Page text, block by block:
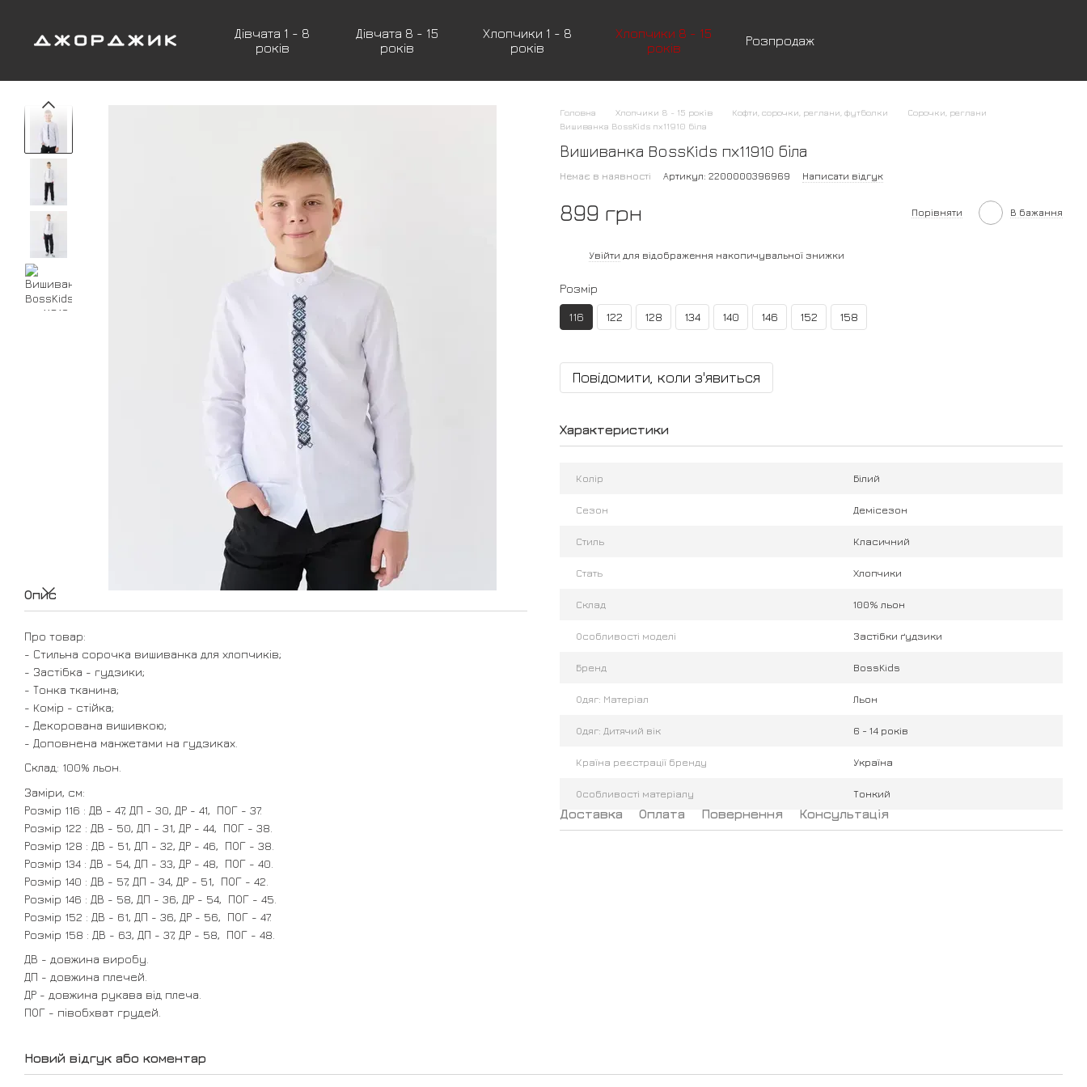
Дівчата 1 - 8
років
Дівчата 8 - 15
років
Хлопчики 1 - 8
років
Хлопчики 8 - 15
років
Розпродаж
Опис
Про товар:
- Стильна сорочка вишиванка для хлопчиків;
- Застібка - гудзики;
- Тонка тканина;
- Комір - стійка;
- Декорована вишивкою;
- Доповнена манжетами на гудзиках.
Склад: 100% льон.
Заміри, см:
Розмір 116 : ДВ - 47, ДП - 30, ДР - 41, ПОГ - 37.
Розмір 122 : ДВ - 50, ДП - 31, ДР - 44, ПОГ - 38.
Розмір 128 : ДВ - 51, ДП - 32, ДР - 46, ПОГ - 38.
Розмір 134 : ДВ - 54, ДП - 33, ДР - 48, ПОГ - 40.
Розмір 140 : ДВ - 57, ДП - 34, ДР - 51, ПОГ - 42.
Розмір 146 : ДВ - 58, ДП - 36, ДР - 54, ПОГ - 45.
Розмір 152 : ДВ - 61, ДП - 36, ДР - 56, ПОГ - 47.
Розмір 158 : ДВ - 63, ДП - 37, ДР - 58, ПОГ - 48.
ДВ - довжина виробу.
ДП - довжина плечей.
ДР - довжина рукава від плеча.
ПОГ - півобхват грудей.
Головна Хлопчики 8 - 15 років Кофти, сорочки, реглани, футболки
Сорочки, реглани
Вишиванка BossKids пх11910 біла
Вишиванка BossKids пх11910 біла
Немає в наявності Артикул: 2200000396969 Написати відгук
899 грн Порівняти В бажання
Увійти для відображення накопичувальної знижки
Розмір
116 122 128 134 140 146 152 158
Повідомити, коли з'явиться
Характеристики
Колір Білий
Сезон Демісезон
Стиль Класичний
Стать Хлопчики
Склад 100% льон
Особливості моделі Застібки ґудзики
Бренд BossKids
Одяг: Матеріал Льон
Одяг: Дитячий вік 6 - 14 років
Країна реєстрації бренду Україна
Особливості матеріалу Тонкий
Доставка Оплата Повернення Консультація
Новий відгук або коментар